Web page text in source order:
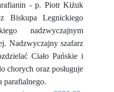
- p. Piotr Kiżuk
Biskupa Legnickiego
nadzwyczajnym
Nadzwyczajny szafarz
Ciało Pańskie i
chorych oraz posługuje
parafialnego.